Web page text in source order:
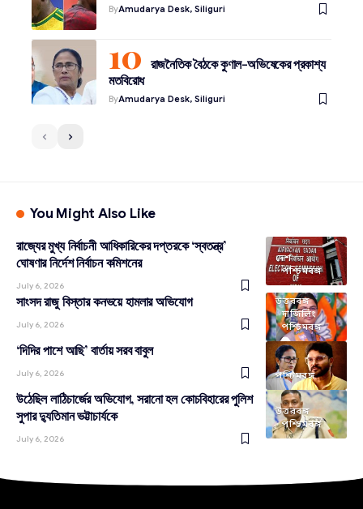
ByAmudarya Desk, Siliguri
রাজনৈতিক বৈঠকে কুণাল-অভিষেকের প্রকাশ্য
মতবিরোধ
ByAmudarya Desk, Siliguri
You Might Also Like
দেশ
পশ্চিমবঙ্গ
রাজ্যের মুখ্য নির্বাচনী আধিকারিকের দপ্তরকে ‘স্বতন্ত্র’
ঘোষণার নির্দেশ নির্বাচন কমিশনের
July 6, 2026
উত্তরবঙ্গ
দার্জিলিং
পশ্চিমবঙ্গ
সাংসদ রাজু বিস্তার কনভয়ে হামলার অভিযোগ
July 6, 2026
পশ্চিমবঙ্গ
‘দিদির পাশে আছি’ বার্তায় সরব বাবুল
July 6, 2026
উত্তরবঙ্গ
পশ্চিমবঙ্গ
উঠেছিল লাঠিচার্জের অভিযোগ, সরানো হল কোচবিহারের পুলিশ
সুপার দ্যুতিমান ভট্টাচার্যকে
July 6, 2026